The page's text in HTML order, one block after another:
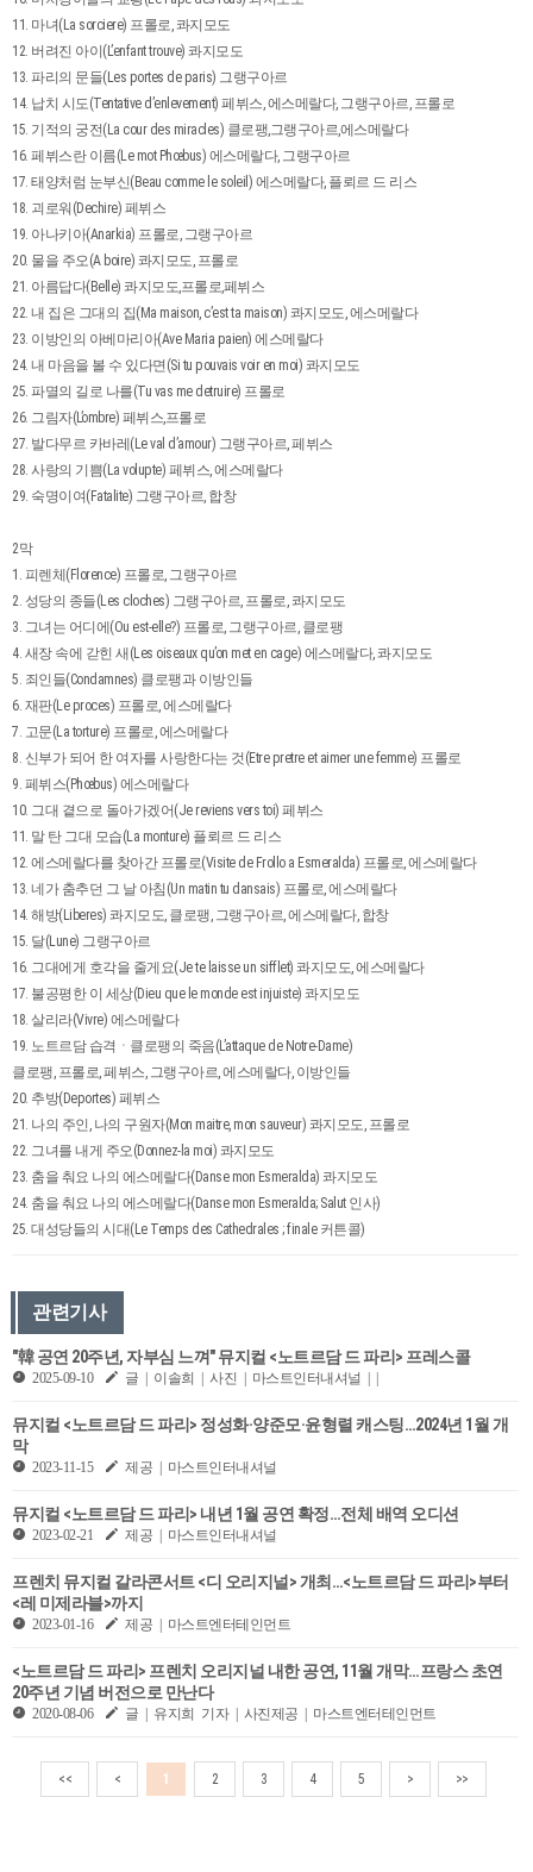
11. 마녀(La sorciere) 프롤로, 콰지모도
12. 버려진 아이(L’enfant trouve) 콰지모도
13. 파리의 문들(Les portes de paris) 그랭구아르
14. 납치 시도(Tentative d’enlevement) 페뷔스, 에스메랄다, 그랭구아르, 프롤로
15. 기적의 궁전(La cour des miracles) 클로팽,그랭구아르,에스메랄다
16. 페뷔스란 이름(Le mot Phœbus) 에스메랄다, 그랭구아르
17. 태양처럼 눈부신(Beau comme le soleil) 에스메랄다, 플뢰르 드 리스
18. 괴로워(Dechire) 페뷔스
19. 아나키아(Anarkia) 프롤로, 그랭구아르
20. 물을 주오(A boire) 콰지모도, 프롤로
21. 아름답다(Belle) 콰지모도,프롤로,페뷔스
22. 내 집은 그대의 집(Ma maison, c’est ta maison) 콰지모도, 에스메랄다
23. 이방인의 아베마리아(Ave Maria paien) 에스메랄다
24. 내 마음을 볼 수 있다면(Si tu pouvais voir en moi) 콰지모도
25. 파멸의 길로 나를(Tu vas me detruire) 프롤로
26. 그림자(L’ombre) 페뷔스,프롤로
27. 발다무르 카바레(Le val d’amour) 그랭구아르, 페뷔스
28. 사랑의 기쁨(La volupte) 페뷔스, 에스메랄다
29. 숙명이여(Fatalite) 그랭구아르, 합창
2막
1. 피렌체(Florence) 프롤로, 그랭구아르
2. 성당의 종들(Les cloches) 그랭구아르, 프롤로, 콰지모도
3. 그녀는 어디에(Ou est-elle?) 프롤로, 그랭구아르, 클로팽
4. 새장 속에 갇힌 새(Les oiseaux qu’on met en cage) 에스메랄다, 콰지모도
5. 죄인들(Condamnes) 클로팽과 이방인들
6. 재판(Le proces) 프롤로, 에스메랄다
7. 고문(La torture) 프롤로, 에스메랄다
8. 신부가 되어 한 여자를 사랑한다는 것(Etre pretre et aimer une femme) 프롤로
9. 페뷔스(Phœbus) 에스메랄다
10. 그대 곁으로 돌아가겠어(Je reviens vers toi) 페뷔스
11. 말 탄 그대 모습(La monture) 플뢰르 드 리스
12. 에스메랄다를 찾아간 프롤로(Visite de Frollo a Esmeralda) 프롤로, 에스메랄다
13. 네가 춤추던 그 날 아침(Un matin tu dansais) 프롤로, 에스메랄다
14. 해방(Liberes) 콰지모도, 클로팽, 그랭구아르, 에스메랄다, 합창
15. 달(Lune) 그랭구아르
16. 그대에게 호각을 줄게요(Je te laisse un sifflet) 콰지모도, 에스메랄다
17. 불공평한 이 세상(Dieu que le monde est injuiste) 콰지모도
18. 살리라(Vivre) 에스메랄다
19. 노트르담 습격ㆍ클로팽의 죽음(L’attaque de Notre-Dame)
클로팽, 프롤로, 페뷔스, 그랭구아르, 에스메랄다, 이방인들
20. 추방(Deportes) 페뷔스
21. 나의 주인, 나의 구원자(Mon maitre, mon sauveur) 콰지모도, 프롤로
22. 그녀를 내게 주오(Donnez-la moi) 콰지모도
23. 춤을 춰요 나의 에스메랄다(Danse mon Esmeralda) 콰지모도
24. 춤을 춰요 나의 에스메랄다(Danse mon Esmeralda; Salut 인사)
25. 대성당들의 시대(Le Temps des Cathedrales ; finale 커튼콜)
관련기사
"韓 공연 20주년, 자부심 느껴" 뮤지컬 <노트르담 드 파리> 프레스콜
2025-09-10 글 | 이솔희 | 사진 | 마스트인터내셔널 | |
뮤지컬 <노트르담 드 파리> 정성화·양준모·윤형렬 캐스팅…2024년 1월 개
막
2023-11-15 제공 | 마스트인터내셔널
뮤지컬 <노트르담 드 파리> 내년 1월 공연 확정…전체 배역 오디션
2023-02-21 제공 | 마스트인터내셔널
프렌치 뮤지컬 갈라콘서트 <디 오리지널> 개최…<노트르담 드 파리>부터
<레 미제라블>까지
2023-01-16 제공 | 마스트엔터테인먼트
<노트르담 드 파리> 프렌치 오리지널 내한 공연, 11월 개막…프랑스 초연
20주년 기념 버전으로 만난다
2020-08-06 글 | 유지희 기자 | 사진제공 | 마스트엔터테인먼트
<< < 1 2 3 4 5 > >>